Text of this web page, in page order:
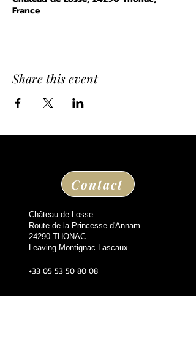
France
Share this event
Contact
Château de Losse
Route de la Princesse d'Annam
24290 THONAC
Leaving Montignac Lascaux
+33 05 53 50 80 08